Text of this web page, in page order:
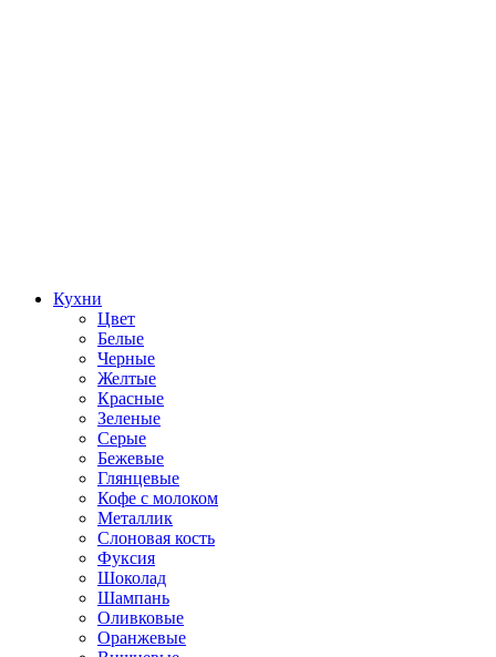
Кухни
Цвет
Белые
Черные
Желтые
Красные
Зеленые
Серые
Бежевые
Глянцевые
Кофе с молоком
Металлик
Слоновая кость
Фуксия
Шоколад
Шампань
Оливковые
Оранжевые